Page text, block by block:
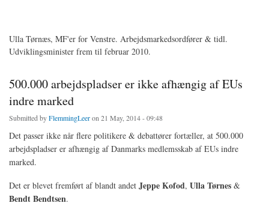
Ulla Tørnæs, MF'er for Venstre. Arbejdsmarkedsordfører & tidl.
Udviklingsminister frem til februar 2010.
500.000 arbejdspladser er ikke afhængig af EUs
indre marked
Submitted byFlemmingLeeron 21 May, 2014 - 09:48
Det passer ikke når flere politikere & debattører fortæller, at 500.000
arbejdspladser er afhængig af Danmarks medlemsskab af EUs indre
marked.
Det er blevet fremført af blandt andet Jeppe Kofod, Ulla Tørnes &
Bendt Bendtsen.